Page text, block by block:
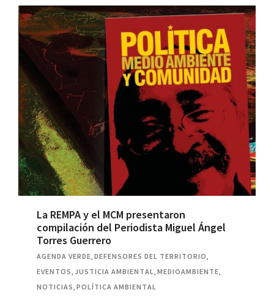
La REMPA y el MCM presentaron
compilación del Periodista Miguel Ángel
Torres Guerrero
AGENDA VERDE, DEFENSORES DEL TERRITORIO,
EVENTOS, JUSTICIA AMBIENTAL, MEDIOAMBIENTE,
NOTICIAS, POLÍTICA AMBIENTAL